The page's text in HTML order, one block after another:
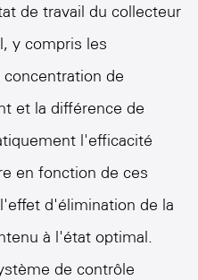
de travail du collecteur
y compris les
de
et la différence de
l'efficacité
en fonction de ces
d'élimination de la
à l'état optimal.
de contrôle